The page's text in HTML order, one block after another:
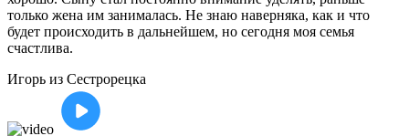
только жена им занималась. Не знаю наверняка, как и что
будет происходить в дальнейшем, но сегодня моя семья
счастлива.
Игорь из Сестрорецка